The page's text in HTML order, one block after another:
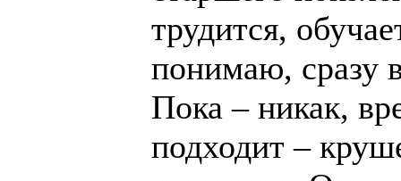
трудится,
понимаю, сразу
Пока – никак,
подходит –